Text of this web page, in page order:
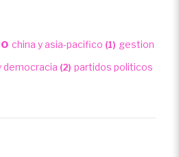
china y asia-pacifico (1) gestion
democracia (2) partidos politicos